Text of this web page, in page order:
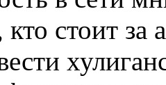
кто стоит